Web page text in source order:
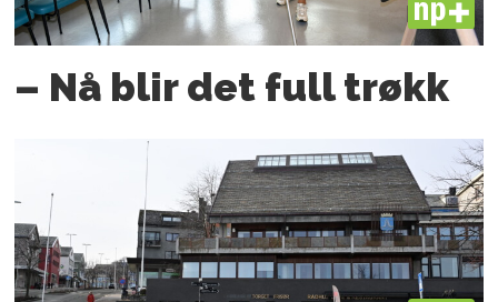
PLUS
– Nå blir det full trøkk